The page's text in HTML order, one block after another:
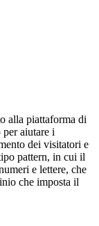
alla piattaforma di
aiutare i
dei visitatori e
pattern, in cui il
e lettere, che
che imposta il